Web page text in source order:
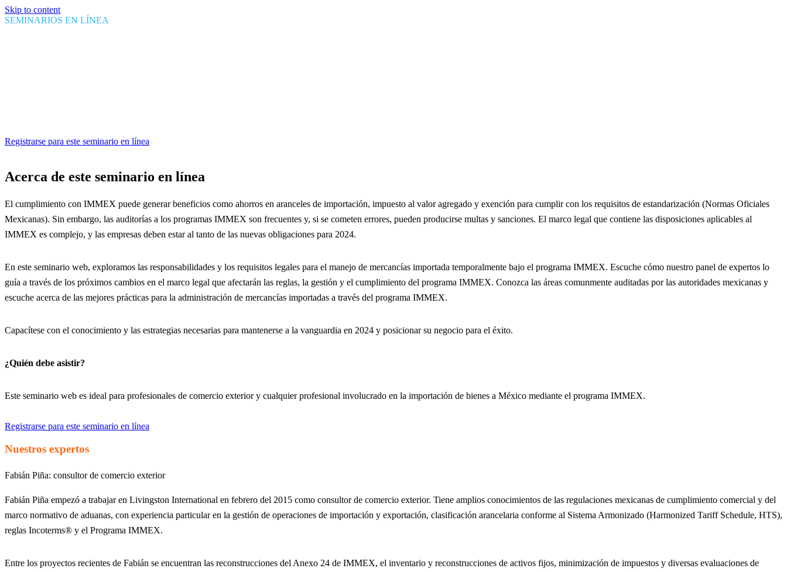
Skip to content
SEMINARIOS EN LÍNEA
Registrarse para este seminario en línea
Acerca de este seminario en línea
El cumplimiento con IMMEX puede generar beneficios como ahorros en aranceles de importación, impuesto al valor agregado y exención para cumplir con los requisitos de estandarización (Normas Oficiales
Mexicanas). Sin embargo, las auditorías a los programas IMMEX son frecuentes y, si se cometen errores, pueden producirse multas y sanciones. El marco legal que contiene las disposiciones aplicables al
IMMEX es complejo, y las empresas deben estar al tanto de las nuevas obligaciones para 2024.
En este seminario web, exploramos las responsabilidades y los requisitos legales para el manejo de mercancías importada temporalmente bajo el programa IMMEX. Escuche cómo nuestro panel de expertos lo
guía a través de los próximos cambios en el marco legal que afectarán las reglas, la gestión y el cumplimiento del programa IMMEX. Conozca las áreas comunmente auditadas por las autoridades mexicanas y
escuche acerca de las mejores prácticas para la administración de mercancías importadas a través del programa IMMEX.
Capacítese con el conocimiento y las estrategias necesarias para mantenerse a la vanguardia en 2024 y posicionar su negocio para el éxito.
¿Quién debe asistir?
Este seminario web es ideal para profesionales de comercio exterior y cualquier profesional involucrado en la importación de bienes a México mediante el programa IMMEX.
Registrarse para este seminario en línea
Nuestros expertos
Fabián Piña: consultor de comercio exterior
Fabián Piña empezó a trabajar en Livingston International en febrero del 2015 como consultor de comercio exterior. Tiene amplios conocimientos de las regulaciones mexicanas de cumplimiento comercial y del
marco normativo de aduanas, con experiencia particular en la gestión de operaciones de importación y exportación, clasificación arancelaria conforme al Sistema Armonizado (Harmonized Tariff Schedule, HTS),
reglas Incoterms® y el Programa IMMEX.
Entre los proyectos recientes de Fabián se encuentran las reconstrucciones del Anexo 24 de IMMEX, el inventario y reconstrucciones de activos fijos, minimización de impuestos y diversas evaluaciones de